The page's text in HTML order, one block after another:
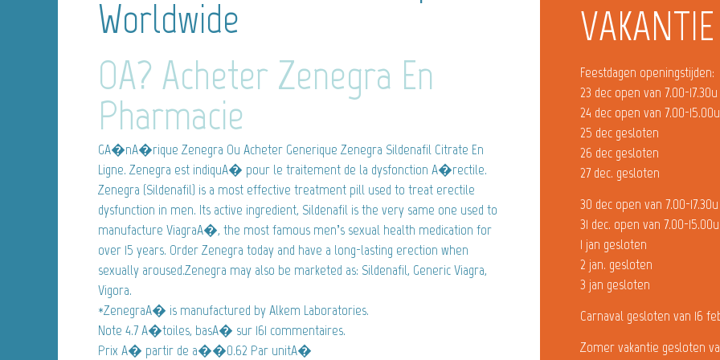
Worldwide
OA? Acheter Zenegra En
Pharmacie
GA�nA�rique Zenegra Ou Acheter Generique Zenegra Sildenafil Citrate En
Ligne. Zenegra est indiquA� pour le traitement de la dysfonction A�rectile.
Zenegra (Sildenafil) is a most effective treatment pill used to treat erectile
dysfunction in men. Its active ingredient, Sildenafil is the very same one used to
manufacture ViagraA�, the most famous men’s sexual health medication for
over 15 years. Order Zenegra today and have a long-lasting erection when
sexually aroused.Zenegra may also be marketed as: Sildenafil, Generic Viagra,
Vigora.
*ZenegraA� is manufactured by Alkem Laboratories.
Note 4.7A�toiles, basA� sur 161 commentaires.
Prix A� partir de a��0.62 Par unitA�
VAKANTIE
Feestdagen openingstijden:
23 dec open van 7.00-17.30u
24 dec open van 7.00-
25 dec gesloten
26 dec gesloten
27 dec. gesloten
30 dec open van 7.00-17.30u
31 dec. open van 7.00-15.00u
1 jan gesloten
2 jan. gesloten
3 jan gesloten
Carnaval gesloten van 16
Zomer vakantie gesloten